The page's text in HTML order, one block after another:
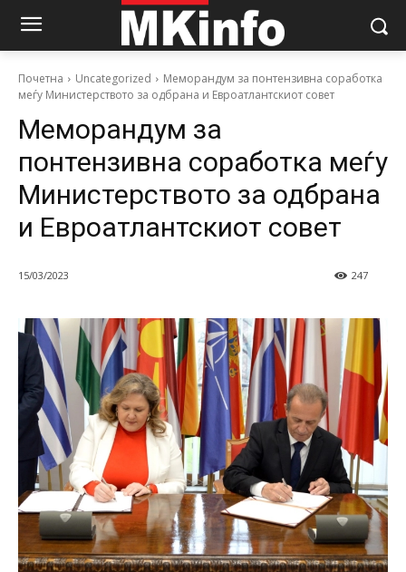
Почетна Uncategorized
Меморандум за понтензивна соработка
меѓу Министерството за одбрана и Евроатлантскиот совет
Меморандум за
понтензивна соработка меѓу
Министерството за одбрана
и Евроатлантскиот совет
15/03/2023 247